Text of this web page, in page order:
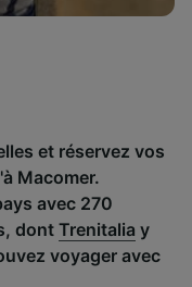
et réservez vos
Macomer.
avec 270
dont Trenitalia y
voyager avec